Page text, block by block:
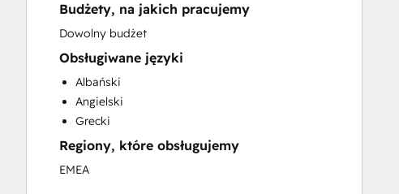
Website Development
Website Migration
Budżety, na jakich pracujemy
Dowolny budżet
Obsługiwane języki
Albański
Angielski
Grecki
Regiony, które obsługujemy
EMEA